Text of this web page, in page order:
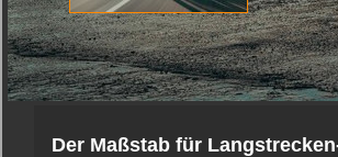
Der Maßstab für